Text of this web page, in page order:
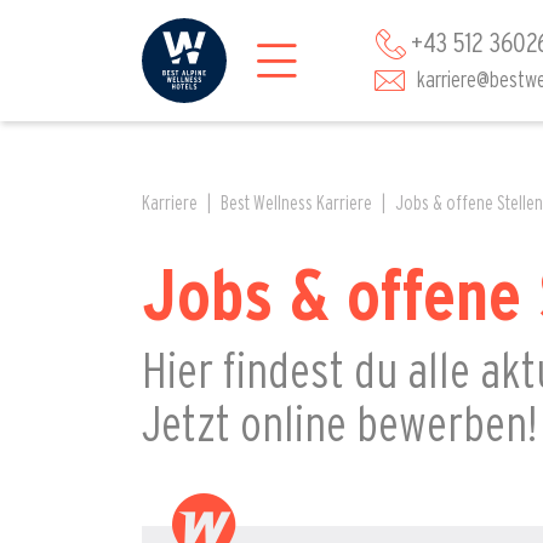
+43 512
Karriere Best Wellness Karriere Jobs & offene Stellen
Jobs & offene
Hier findest du alle
Jetzt online bewerben!